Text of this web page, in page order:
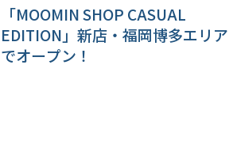
「MOOMIN SHOP CASUAL
EDITION」新店・福岡博多エリア
でオープン！